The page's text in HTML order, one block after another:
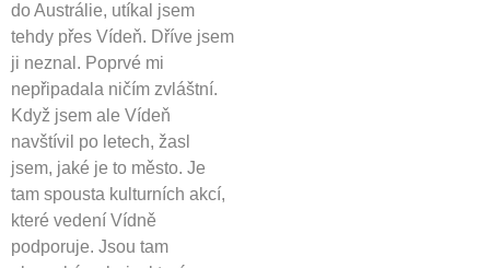
do Austrálie, utíkal jsem
tehdy přes Vídeň. Dříve jsem
ji neznal. Poprvé mi
nepřipadala ničím zvláštní.
Když jsem ale Vídeň
navštívil po letech, žasl
jsem, jaké je to město. Je
tam spousta kulturních akcí,
které vedení Vídně
podporuje. Jsou tam